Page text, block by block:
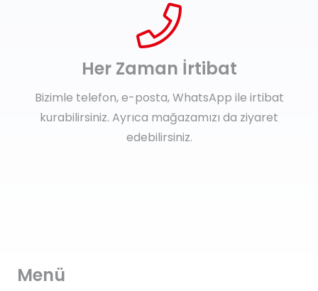
Her Zaman İrtibat
Bizimle telefon, e-posta, WhatsApp ile irtibat
kurabilirsiniz. Ayrıca mağazamızı da ziyaret
edebilirsiniz.
Menü